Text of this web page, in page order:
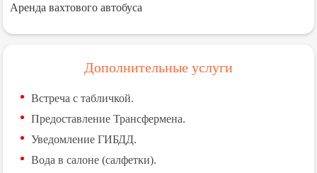
Аренда вахтового автобуса
Дополнительные услуги
Встреча с табличкой.
Предоставление Трансфермена.
Уведомление ГИБДД.
Вода в салоне (салфетки).